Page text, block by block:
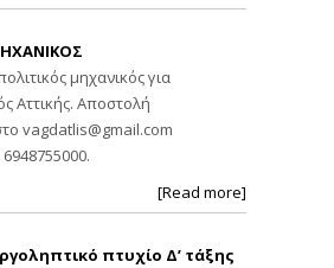
μηχανικός για
Αττικής. Αποστολή
vagdatlis@gmail.com
[Read more]
πτυχίο Δ’ τάξης